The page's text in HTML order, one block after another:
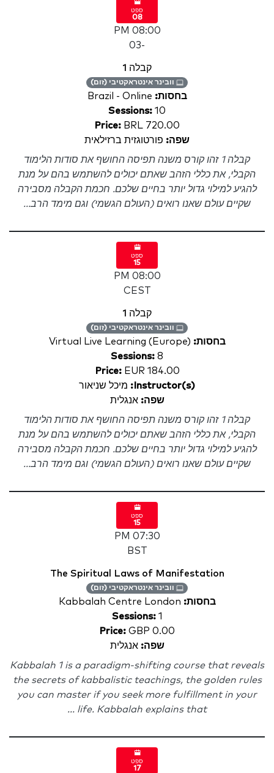
ספט
08
08:00 PM
-03
קבלה 1
וובינר אינטראקטיבי (זום)
בחסות: Brazil - Online
Sessions: 10
Price: BRL 720.00
שפה: פורטוגזית ברזילאית
קבלה 1 זהו קורס משנה תפיסה החושף את סודות הלימוד
הקבלי, את כללי הזהב שאתם יכולים להשתמש בהם על מנת
להגיע למילוי גדול יותר בחיים שלכם. חכמת הקבלה מסבירה
שקיים עולם שאנו רואים (העולם הגשמי) וגם מימד הרב...
ספט
15
08:00 PM
CEST
קבלה 1
וובינר אינטראקטיבי (זום)
בחסות: Virtual Live Learning (Europe)
Sessions: 8
Price:EUR 184.00
Instructor(s):
מיכל שניאור
שפה: אנגלית
קבלה 1 זהו קורס משנה תפיסה החושף את סודות הלימוד
הקבלי, את כללי הזהב שאתם יכולים להשתמש בהם על מנת
להגיע למילוי גדול יותר בחיים שלכם. חכמת הקבלה מסבירה
שקיים עולם שאנו רואים (העולם הגשמי) וגם מימד הרב...
ספט
15
07:30 PM
BST
The Spiritual Laws of Manifestation
וובינר אינטראקטיבי (זום)
בחסות: Kabbalah Centre London
Sessions:1
Price: GBP 0.00
שפה: אנגלית
Kabbalah 1 is a paradigm-shifting course that reveals
the secrets of kabbalistic teachings, the golden rules
you can master if you seek more fulfillment in your
life. Kabbalah explains that ...
ספט
17